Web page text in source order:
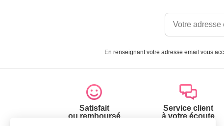
En renseignant votre adresse email vous
Satisfait
ou remboursé
Service client
à votre écoute